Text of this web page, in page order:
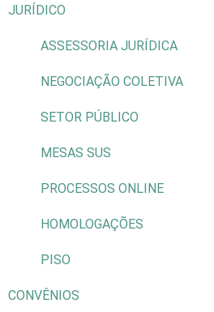
JURÍDICO
ASSESSORIA JURÍDICA
NEGOCIAÇÃO COLETIVA
SETOR PÚBLICO
MESAS SUS
PROCESSOS ONLINE
HOMOLOGAÇÕES
PISO
CONVÊNIOS